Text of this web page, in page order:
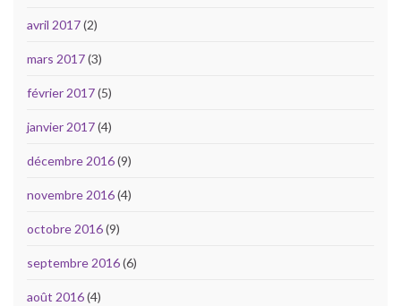
avril 2017(2)
mars 2017(3)
février 2017(5)
janvier 2017(4)
décembre 2016(9)
novembre 2016(4)
octobre 2016(9)
septembre 2016(6)
août 2016(4)